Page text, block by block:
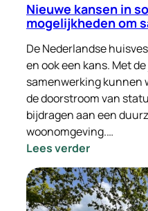
Nieuwe kansen in
mogelijkheden om
De Nederlandse
en ook een kans. Met
samenwerking kunnen
de doorstroom van
bijdragen aan een
woonomgeving.…
Lees verder:
Nieuwe
kansen
in